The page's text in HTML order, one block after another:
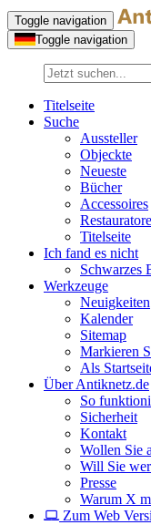
Toggle navigation
Toggle navigation
Titelseite
Suche
Aussteller
Objeckte
Neueste
Bücher
Accessoires
Titelseite
Ich fand es nicht
Schwarzes
Werkzeuge
Neuigkeiten
Kalender
Sitemap
Markieren
Als
Über Antiknetz.de
So
Sicherheit
Kontakt
Wollen Sie
Will Sie
Presse
Warum X
Zum Web